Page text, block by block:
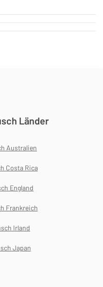
Länder
Australien
Costa Rica
England
Frankreich
Irland
Japan